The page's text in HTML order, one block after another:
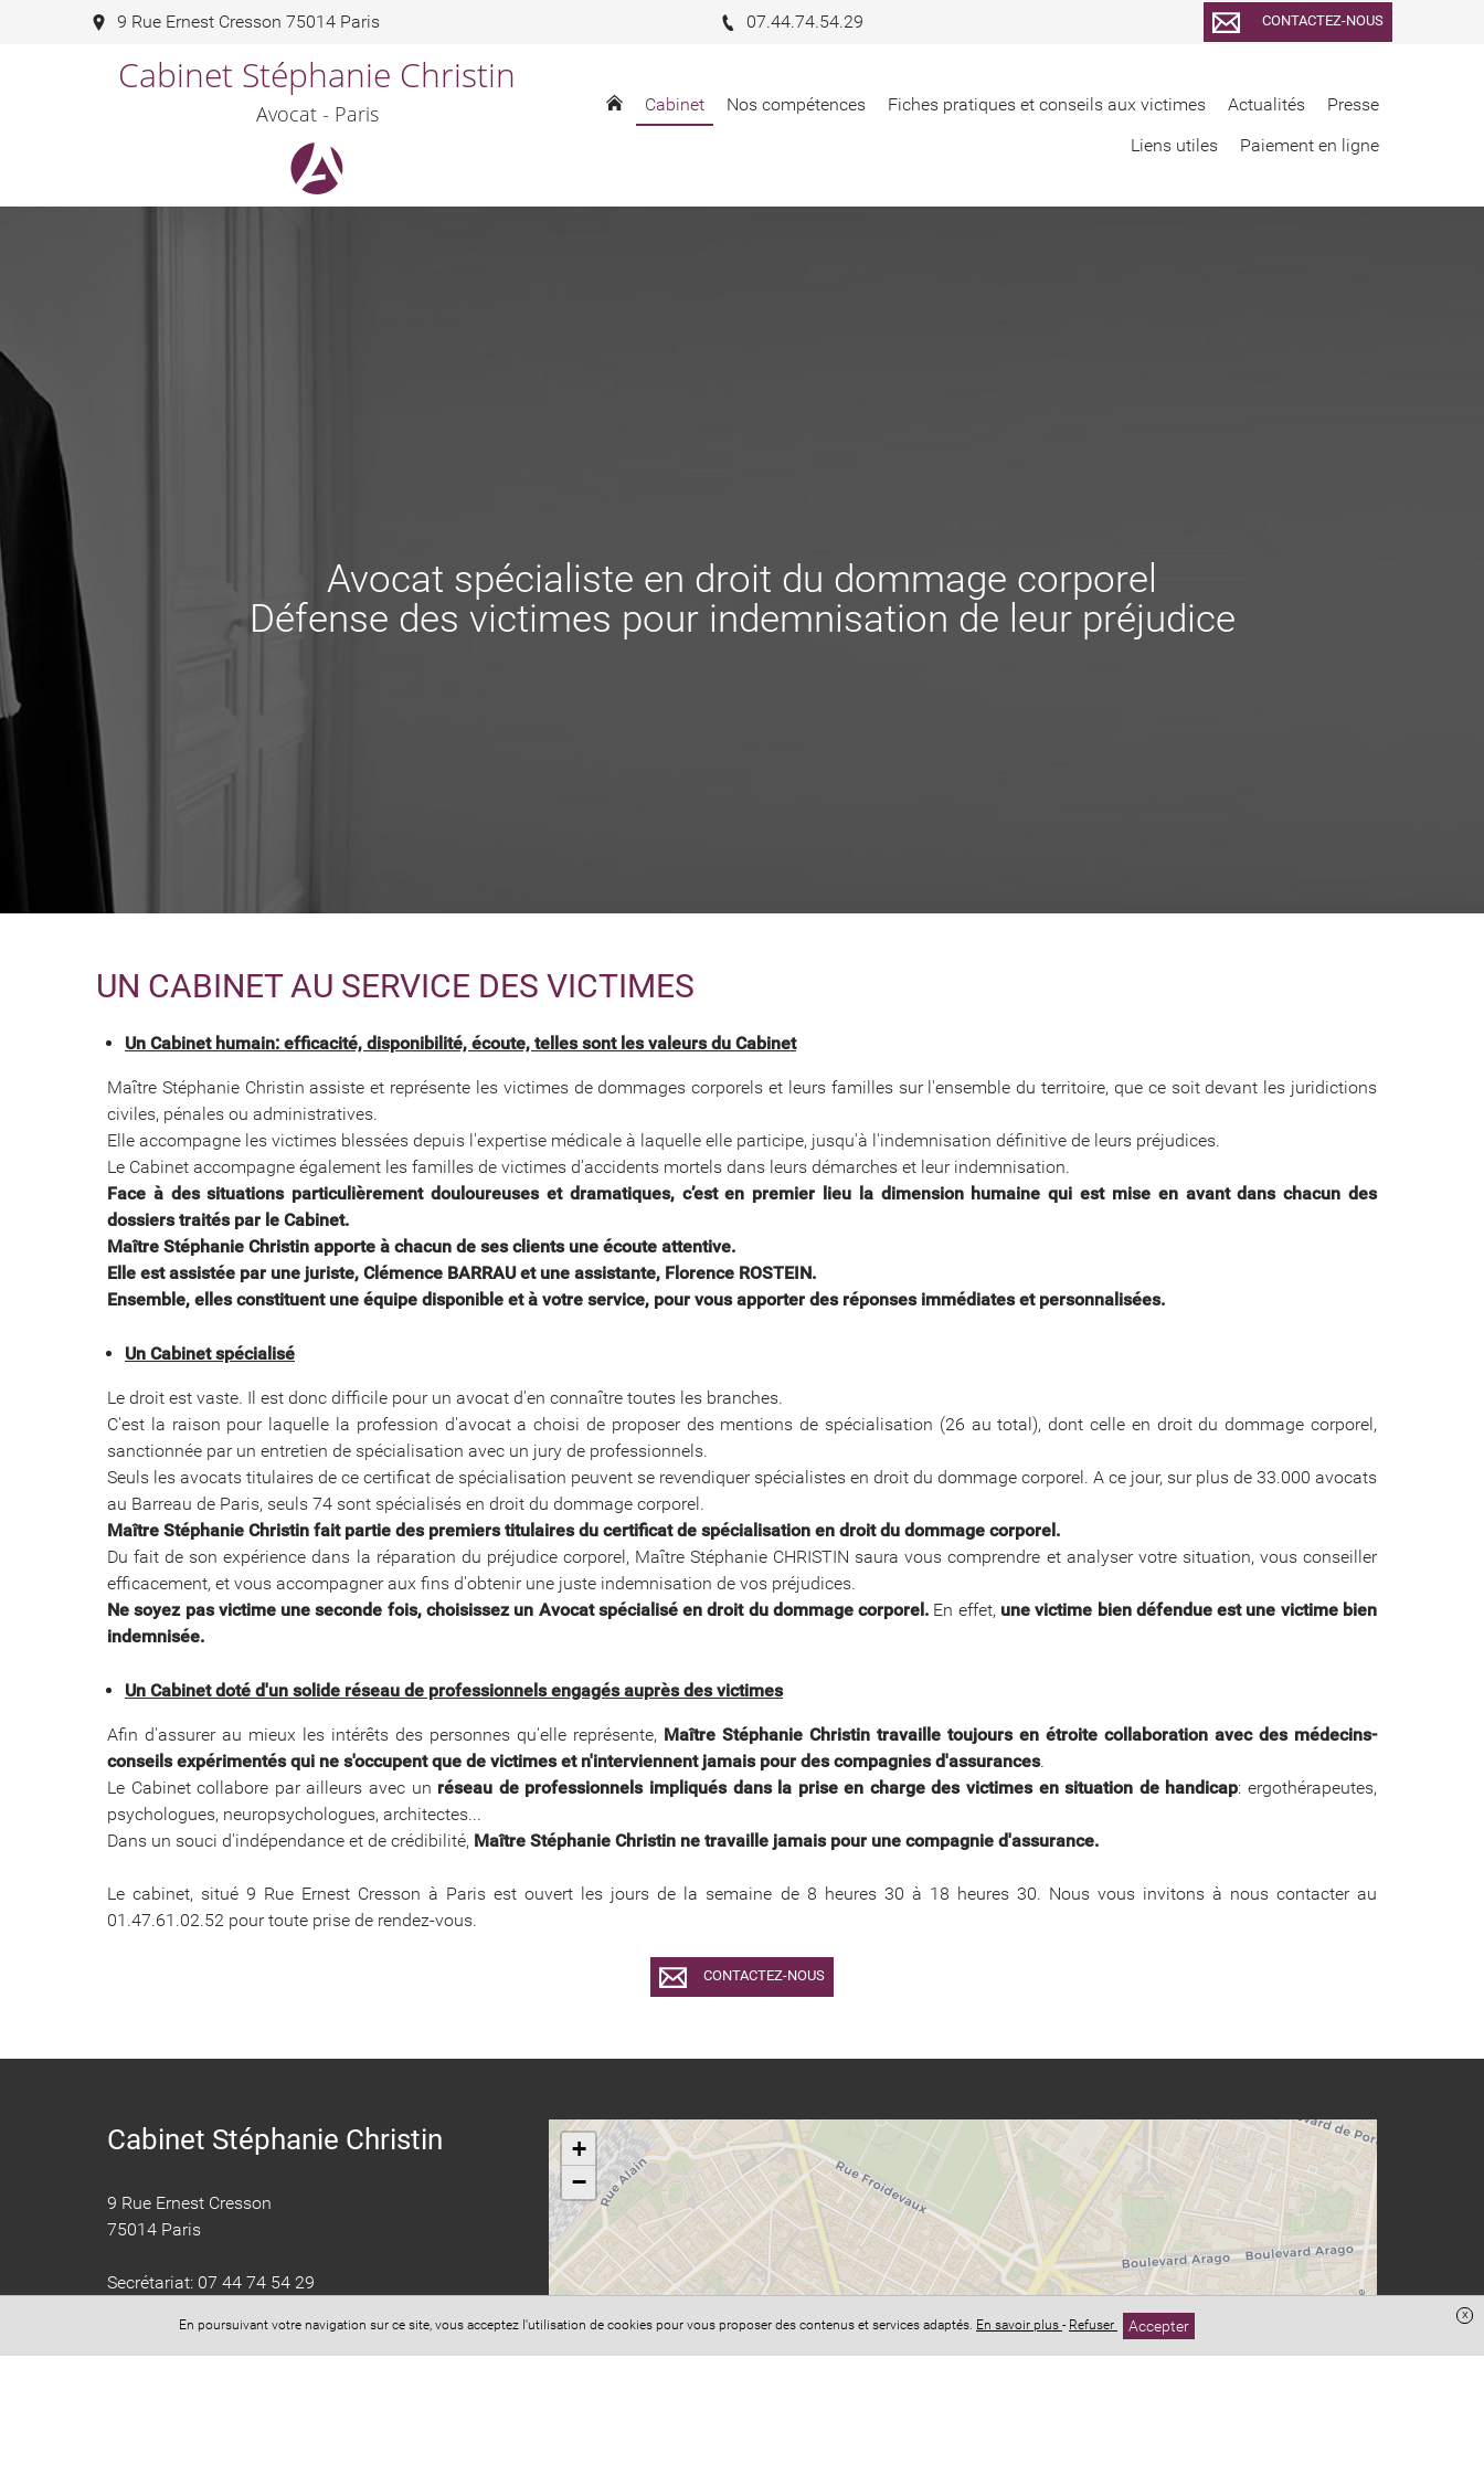
Cabinet Stéphanie Christin
Avocat - Paris Cabinet Nos compétences Fiches pratiques et conseils aux victimes Actualités
Presse
Liens utiles
Paiement en ligne
9 Rue Ernest Cresson 75014 Paris 07.44.74.54.29 CONTACTEZ-NOUS
Avocat spécialiste en droit du dommage corporel
Défense des victimes pour indemnisation de leur préjudice
UN CABINET AU SERVICE DES VICTIMES
Un Cabinet humain: efficacité, disponibilité, écoute, telles sont les valeurs du Cabinet
Maître Stéphanie Christin assiste et représente les victimes de dommages corporels et leurs familles sur l'ensemble du territoire, que ce soit devant les juridictions
civiles, pénales ou administratives.
Elle accompagne les victimes blessées depuis l'expertise médicale à laquelle elle participe, jusqu'à l'indemnisation définitive de leurs préjudices.
Le Cabinet accompagne également les familles de victimes d'accidents mortels dans leurs démarches et leur indemnisation.
Face à des situations particulièrement douloureuses et dramatiques, c’est en premier lieu la dimension humaine qui est mise en avant dans chacun des
dossiers traités par le Cabinet.
Maître Stéphanie Christin apporte à chacun de ses clients une écoute attentive.
Elle est assistée par une juriste, Clémence BARRAU et une assistante, Florence ROSTEIN.
Ensemble, elles constituent une équipe disponible et à votre service, pour vous apporter des réponses immédiates et personnalisées.
Un Cabinet spécialisé
Le droit est vaste. Il est donc difficile pour un avocat d'en connaître toutes les branches.
C'est la raison pour laquelle la profession d'avocat a choisi de proposer des mentions de spécialisation (26 au total), dont celle en droit du dommage corporel,
sanctionnée par un entretien de spécialisation avec un jury de professionnels.
Seuls les avocats titulaires de ce certificat de spécialisation peuvent se revendiquer spécialistes en droit du dommage corporel. A ce jour, sur plus de 33.000 avocats
au Barreau de Paris, seuls 74 sont spécialisés en droit du dommage corporel.
Maître Stéphanie Christin fait partie des premiers titulaires du certificat de spécialisation en droit du dommage corporel.
Du fait de son expérience dans la réparation du préjudice corporel, Maître Stéphanie CHRISTIN saura vous comprendre et analyser votre situation, vous conseiller
efficacement, et vous accompagner aux fins d'obtenir une juste indemnisation de vos préjudices.
Ne soyez pas victime une seconde fois, choisissez un Avocat spécialisé en droit du dommage corporel. En effet, une victime bien défendue est une victime bien
indemnisée.
Un Cabinet doté d'un solide réseau de professionnels engagés auprès des victimes
Afin d'assurer au mieux les intérêts des personnes qu'elle représente, Maître Stéphanie Christin travaille toujours en étroite collaboration avec des médecins-
conseils expérimentés qui ne s'occupent que de victimes et n'interviennent jamais pour des compagnies d'assurances.
Le Cabinet collabore par ailleurs avec un réseau de professionnels impliqués dans la prise en charge des victimes en situation de handicap: ergothérapeutes,
psychologues, neuropsychologues, architectes...
Dans un souci d'indépendance et de crédibilité, Maître Stéphanie Christin ne travaille jamais pour une compagnie d'assurance.
Le cabinet, situé 9 Rue Ernest Cresson à Paris est ouvert les jours de la semaine de 8 heures 30 à 18 heures 30. Nous vous invitons à nous contacter au
01.47.61.02.52 pour toute prise de rendez-vous.
CONTACTEZ-NOUS
Cabinet Stéphanie Christin
9 Rue Ernest Cresson
75014 Paris
​​​​​​​Secrétariat: 07 44 74 54 29
Horaires d'ouverture (sur RDV uniquement) :
+
−
En poursuivant votre navigation sur ce site, vous acceptez l'utilisation de cookies pour vous proposer des contenus et services adaptés. En savoir plus - Refuser Accepter
x